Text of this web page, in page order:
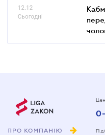
12.12
Сьогодні
ПРО КОМПАНІЮ